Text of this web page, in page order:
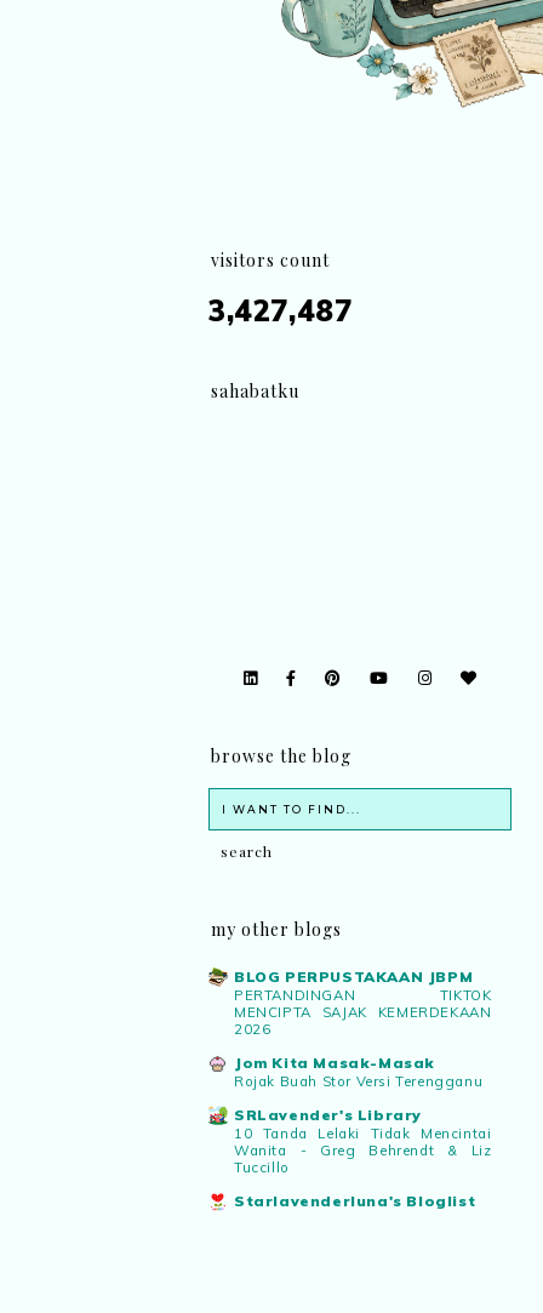
visitors count
3,427,487
sahabatku
browse the blog
my other blogs
BLOG PERPUSTAKAAN JBPM
PERTANDINGAN TIKTOK
MENCIPTA SAJAK KEMERDEKAAN
2026
Jom Kita Masak-Masak
Rojak Buah Stor Versi Terengganu
SRLavender's Library
10 Tanda Lelaki Tidak Mencintai
Wanita - Greg Behrendt & Liz
Tuccillo
Starlavenderluna's Bloglist